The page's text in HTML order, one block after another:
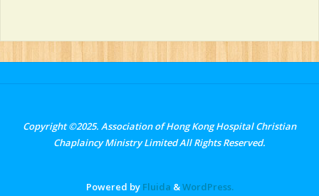
Copyright ©2025. Association of Hong Kong Hospital Christian
Chaplaincy Ministry Limited All Rights Reserved.
Powered byFluida &WordPress.